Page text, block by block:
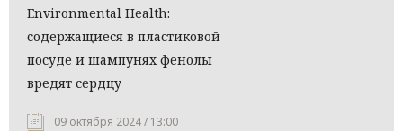
Environmental Health:
содержащиеся в пластиковой
посуде и шампунях фенолы
вредят сердцу
09 октября 2024 / 13:00